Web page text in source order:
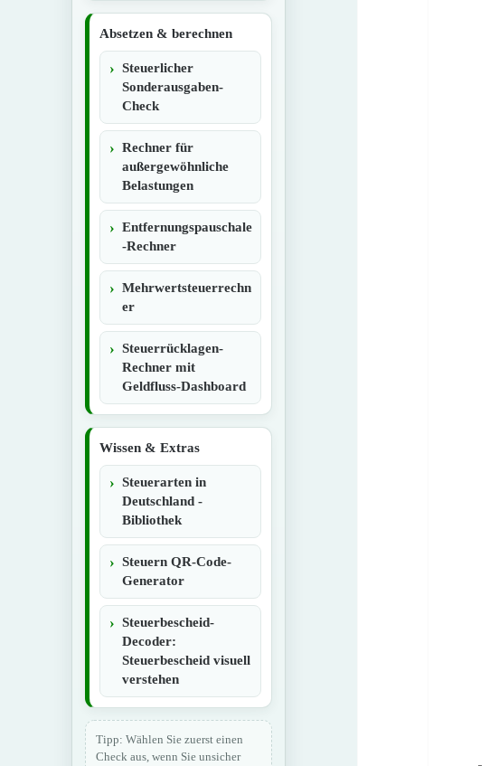
Absetzen & berechnen
Steuerlicher
Sonderausgaben-
Check
Rechner für
außergewöhnliche
Belastungen
Entfernungspauschale
-Rechner
Mehrwertsteuerrechn
er
Steuerrücklagen-
Rechner mit
Geldfluss-Dashboard
Wissen & Extras
Steuerarten in
Deutschland -
Bibliothek
Steuern QR-Code-
Generator
Steuerbescheid-
Decoder:
Steuerbescheid visuell
verstehen
Tipp: Wählen Sie zuerst einen
Check aus, wenn Sie unsicher